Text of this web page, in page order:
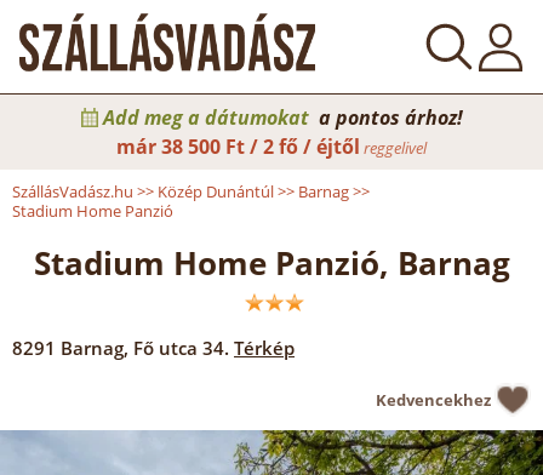
Add meg a dátumokat a pontos árhoz!
már38 500 Ft / 2 fő / éjtől reggelivel
SzállásVadász.hu >> Közép Dunántúl>> Barnag>>
Stadium Home Panzió
Stadium Home Panzió, Barnag
8291 Barnag, Fő utca 34. Térkép
Kedvencekhez